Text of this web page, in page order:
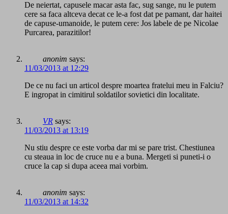
De neiertat, capusele macar asta fac, sug sange, nu le putem
cere sa faca altceva decat ce le-a fost dat pe pamant, dar haitei
de capuse-umanoide, le putem cere: Jos labele de pe Nicolae
Purcarea, parazitilor!
anonim says:
11/03/2013 at 12:29
De ce nu faci un articol despre moartea fratelui meu in Falciu?
E ingropat in cimitirul soldatilor sovietici din localitate.
VR says:
11/03/2013 at 13:19
Nu stiu despre ce este vorba dar mi se pare trist. Chestiunea
cu steaua in loc de cruce nu e a buna. Mergeti si puneti-i o
cruce la cap si dupa aceea mai vorbim.
anonim says:
11/03/2013 at 14:32